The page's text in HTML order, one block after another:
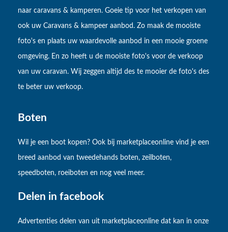
naar caravans & kamperen. Goeie tip voor het verkopen van
ook uw Caravans & kampeer aanbod. Zo maak de mooiste
foto's en plaats uw waardevolle aanbod in een mooie groene
omgeving. En zo heeft u de mooiste foto's voor de verkoop
van uw caravan. Wij zeggen altijd des te mooier de foto's des
te beter uw verkoop.
Boten
Wil je een boot kopen? Ook bij marketplaceonline vind je een
breed aanbod van tweedehands boten, zeilboten,
speedboten, roeiboten en nog veel meer.
Delen in facebook
Advertenties delen van uit marketplaceonline dat kan in onze